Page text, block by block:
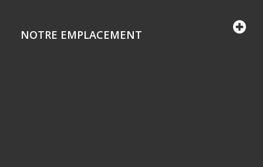
NOTRE EMPLACEMENT